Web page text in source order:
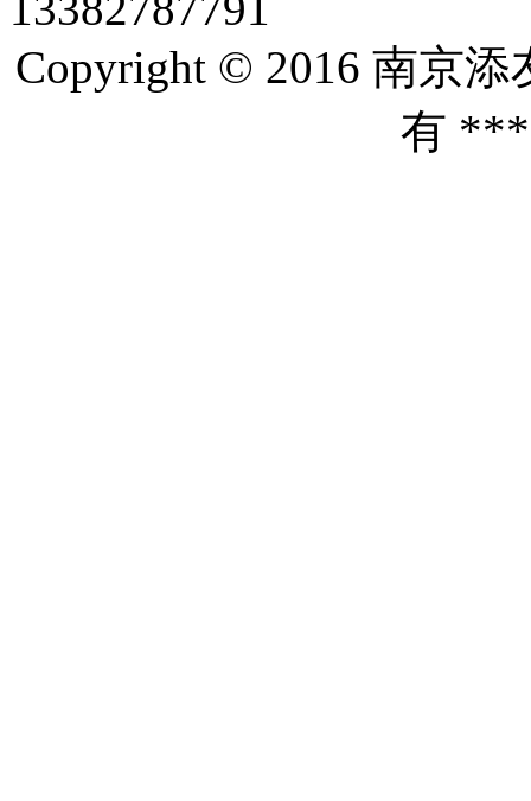
Copyright © 2016 南京
有